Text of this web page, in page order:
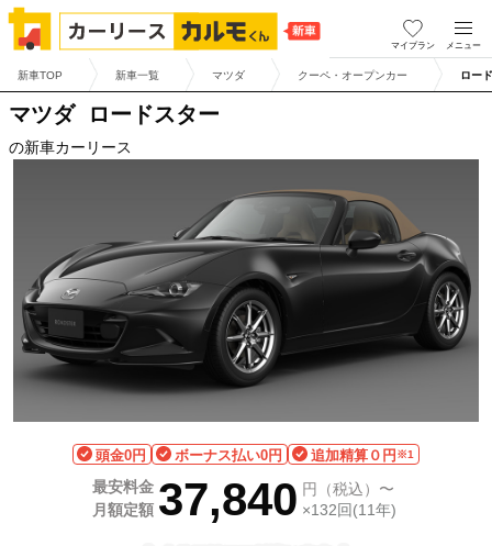
マイプラン メニュー
新車TOP 新車一覧 マツダ クーペ・オープンカー ロー
マツダ ロードスター
の新車カーリース
頭金0円 ボーナス払い0円 追加精算０円※1
最安料金
月額定額 37,840 円（税込）〜
×132回(11年)